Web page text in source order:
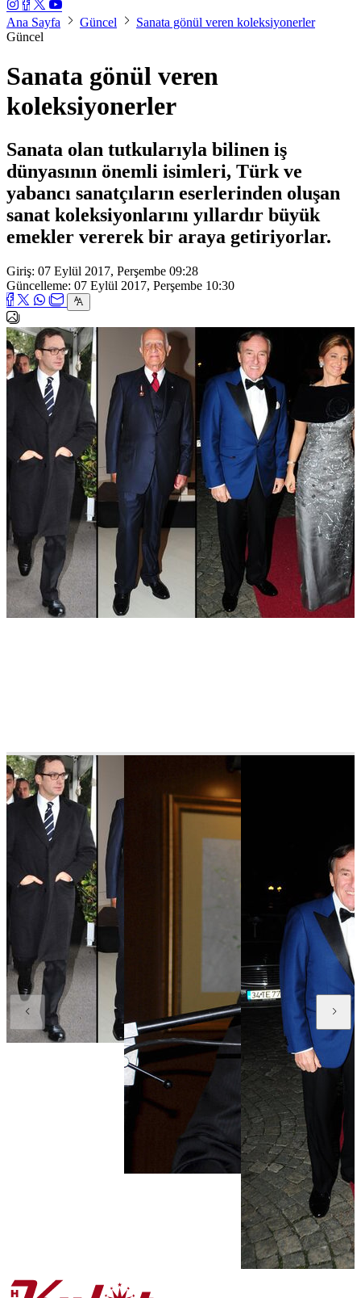
Ana Sayfa Güncel
Sanata gönül veren koleksiyonerler
Güncel
Sanata gönül veren
koleksiyonerler
Sanata olan tutkularıyla bilinen iş
dünyasının önemli isimleri, Türk ve
yabancı sanatçıların eserlerinden oluşan
sanat koleksiyonlarını yıllardır büyük
emekler vererek bir araya getiriyorlar.
Giriş: 07 Eylül 2017, Perşembe 09:28
Güncelleme: 07 Eylül 2017, Perşembe 10:30